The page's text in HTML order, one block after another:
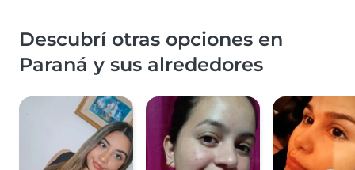
Descubrí otras opciones en
Paraná y sus alrededores